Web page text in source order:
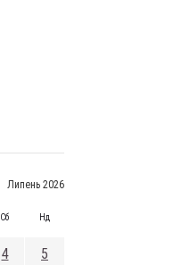
Липень 2026
Сб Нд
4 5